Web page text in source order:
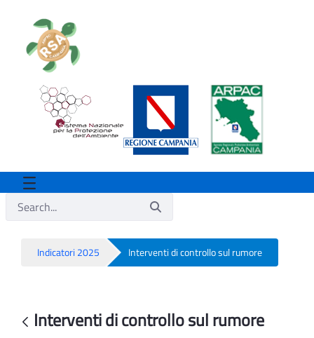
Indicatori 2025 Interventi di controllo sul rumore
Interventi di controllo sul rumore